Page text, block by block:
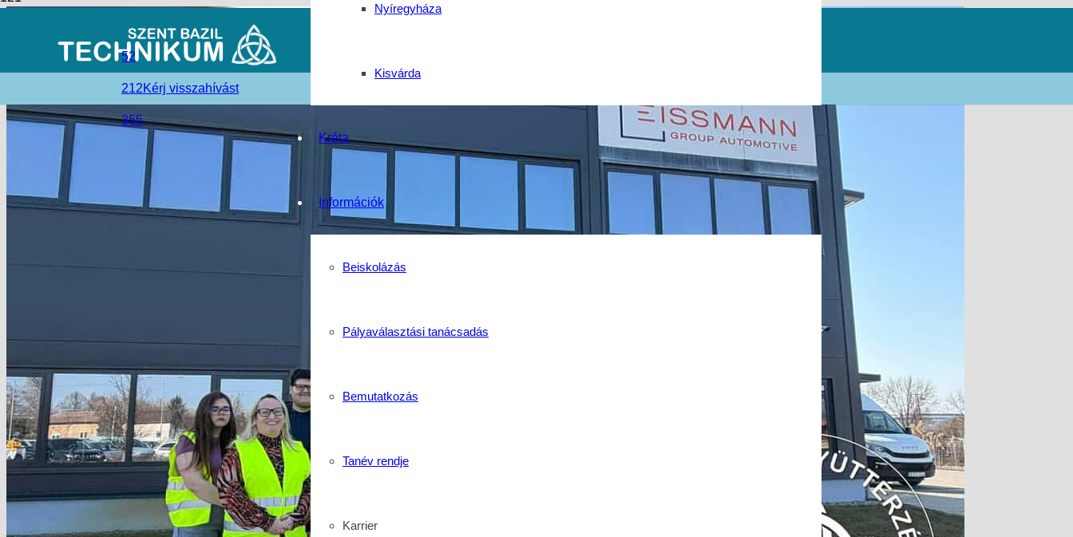
Nyíregyháza
Kisvárda
Kréta
Információk
Beiskolázás
Pályaválasztási tanácsadás
Bemutatkozás
Tanév rendje
Karrier
52
212
355
Kérj visszahívást